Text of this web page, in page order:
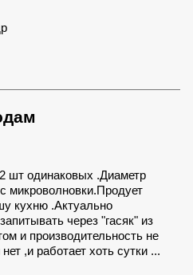
шт одинаковых .Диаметр
микроволновки.Продует
кухню .Актуально
через "гасяк" из
и производительность не
,и работает хоть сутки ...